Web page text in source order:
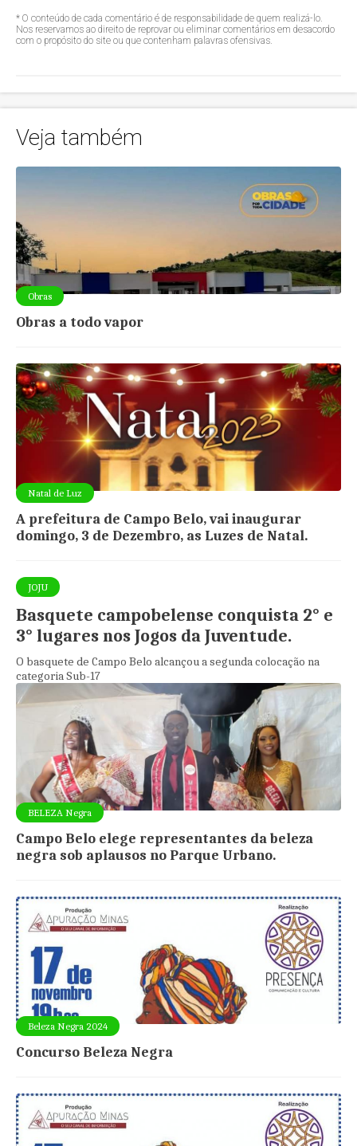
* O conteúdo de cada comentário é de responsabilidade de quem realizá-lo.
Nos reservamos ao direito de reprovar ou eliminar comentários em desacordo
com o propósito do site ou que contenham palavras ofensivas.
Veja também
Obras
Obras a todo vapor
Natal de Luz
A prefeitura de Campo Belo, vai inaugurar
domingo, 3 de Dezembro, as Luzes de Natal.
JOJU
Basquete campobelense conquista 2° e
3° lugares nos Jogos da Juventude.
O basquete de Campo Belo alcançou a segunda colocação na
categoria Sub-17
BELEZA Negra
Campo Belo elege representantes da beleza
negra sob aplausos no Parque Urbano.
Beleza Negra 2024
Concurso Beleza Negra